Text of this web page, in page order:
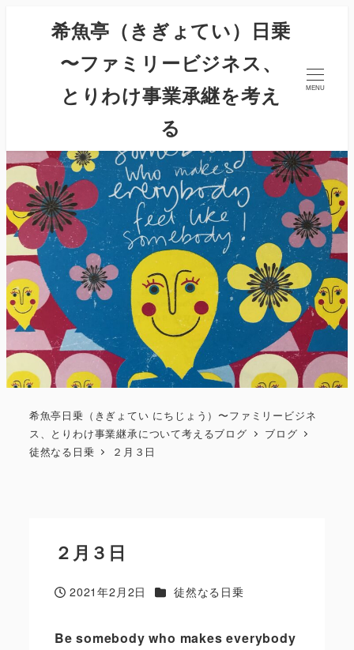
希魚亭（きぎょてい）日乗
〜ファミリービジネス、
とりわけ事業承継を考え
る
MENU
希魚亭日乗（きぎょてい にちじょう）〜ファミリービジネ
ス、とりわけ事業継承について考えるブログ
ブログ
徒然なる日乗
２月３日
２月３日
投稿日
2021年2月2日 カテゴリー
徒然なる日乗
Be somebody who makes everybody